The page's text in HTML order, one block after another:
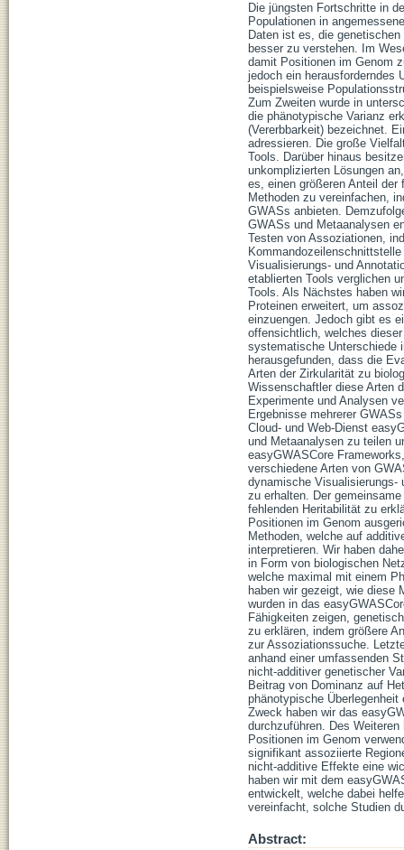
Die jüngsten Fortschritte in
Populationen in
Daten ist es, die
besser zu verstehen. Im
damit Positionen im Genom
jedoch ein herausforderndes
beispielsweise
Zum Zweiten wurde in
die phänotypische Varianz
(Vererbbarkeit) bezeichnet.
adressieren. Die große
Tools. Darüber hinaus
unkomplizierten Lösungen
es, einen größeren Anteil der
Methoden zu vereinfachen,
GWASs anbieten.
GWASs und Metaanalysen
Testen von Assoziationen,
Visualisierungs- und
etablierten Tools verglichen
Tools. Als Nächstes haben
Proteinen erweitert, um
einzuengen. Jedoch gibt es
offensichtlich, welches
systematische Unterschiede
herausgefunden, dass die
Arten der Zirkularität zu
Wissenschaftler diese Arten
Experimente und Analysen
Ergebnisse mehrerer
Cloud- und Web-Dienst
und Metaanalysen zu teilen
easyGWASCore
verschiedene Arten von
dynamische Visualisierungs-
zu erhalten. Der
fehlenden Heritabilität zu
Positionen im Genom
Methoden, welche auf
interpretieren. Wir haben
in Form von biologischen
welche maximal mit einem
haben wir gezeigt, wie diese
wurden in das
Fähigkeiten zeigen,
zu erklären, indem größere
zur Assoziationssuche.
anhand einer umfassenden
nicht-additiver genetischer
Beitrag von Dominanz auf
phänotypische
Zweck haben wir das
durchzuführen. Des
Positionen im Genom
signifikant assoziierte
nicht-additive Effekte eine
haben wir mit dem
entwickelt, welche dabei
vereinfacht, solche Studien
Abstract: